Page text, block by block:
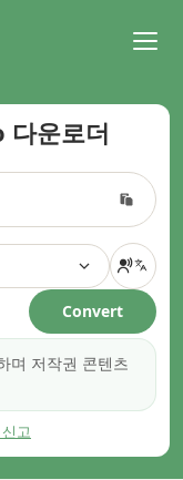
다운로더
Convert
며 저작권 콘텐츠
고